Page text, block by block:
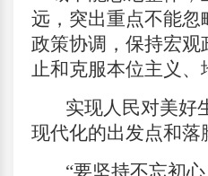
远，突出重点不能
政策协调，保持宏
止和克服本位主义、
实现人民对美好
现代化的出发点和落
“要坚持不忘初